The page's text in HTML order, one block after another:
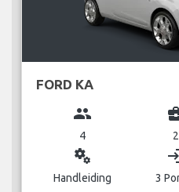
FORD KA
group
4 2
miscellaneous_services
Handleiding 3